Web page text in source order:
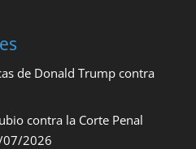
de Donald Trump contra
contra la Corte Penal
07/2026